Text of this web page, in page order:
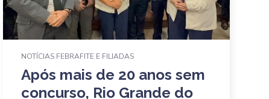
NOTÍCIAS FEBRAFITE E FILIADAS
Após mais de 20 anos sem
concurso, Rio Grande do